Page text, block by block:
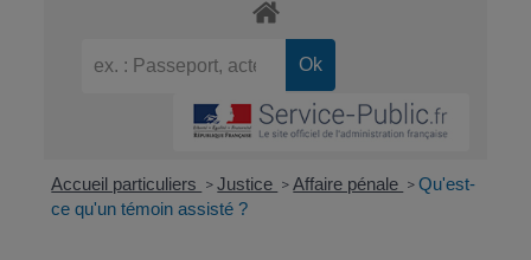
Accueil particuliers > Justice > Affaire pénale > Qu'est-
ce qu'un témoin assisté ?